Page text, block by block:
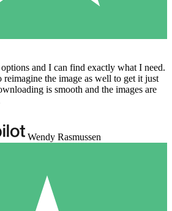
and I can find exactly what I need.
reimagine the image as well to get it just
is smooth and the images are
Wendy Rasmussen